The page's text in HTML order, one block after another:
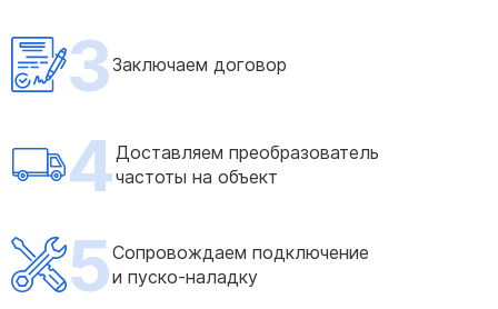
3Заключаем договор
4Доставляем преобразователь
частоты на объект
5Сопровождаем подключение
и пуско-наладку